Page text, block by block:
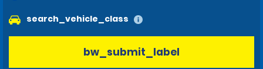
search_vehicle_class
bw_submit_label